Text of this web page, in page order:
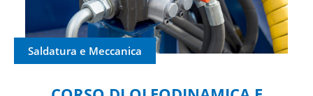
Saldatura e Meccanica